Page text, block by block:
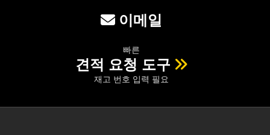
이메일
빠른
견적 요청 도구
재고 번호 입력 필요